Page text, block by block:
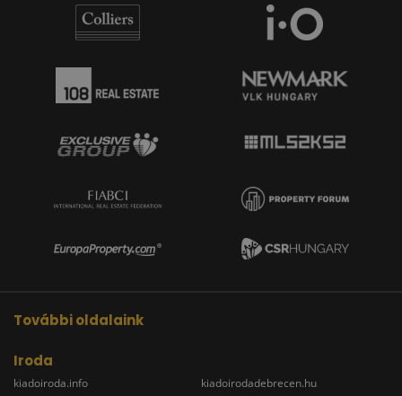
További oldalaink
Iroda
kiadoiroda.info
kiadoirodadebrecen.hu